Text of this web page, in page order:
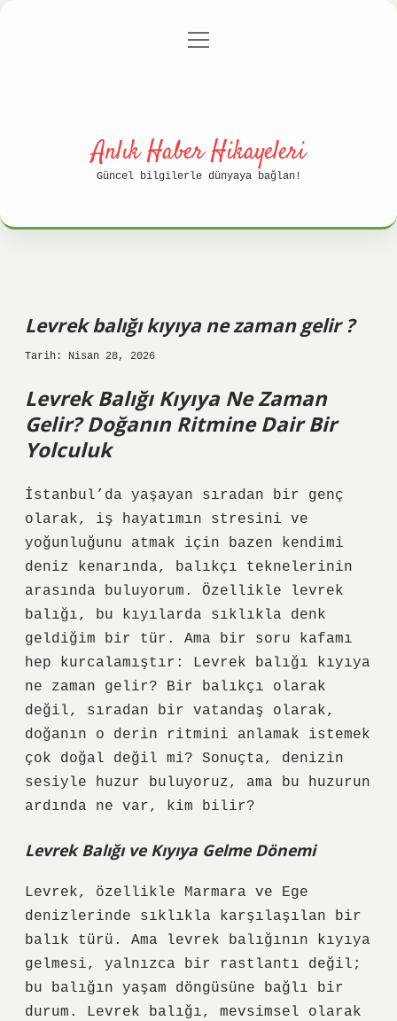
Gizlilik Politikası
menüyü
Anlık Haber Hikayeleri
Güncel bilgilerle dünyaya bağlan!
Levrek balığı kıyıya ne zaman gelir ?
Tarih: Nisan 28, 2026
Levrek Balığı Kıyıya Ne Zaman
Gelir? Doğanın Ritmine Dair Bir
Yolculuk
İstanbul’da yaşayan sıradan bir genç
olarak, iş hayatımın stresini ve
yoğunluğunu atmak için bazen kendimi
deniz kenarında, balıkçı teknelerinin
arasında buluyorum. Özellikle levrek
balığı, bu kıyılarda sıklıkla denk
geldiğim bir tür. Ama bir soru kafamı
hep kurcalamıştır: Levrek balığı kıyıya
ne zaman gelir? Bir balıkçı olarak
değil, sıradan bir vatandaş olarak,
doğanın o derin ritmini anlamak istemek
çok doğal değil mi? Sonuçta, denizin
sesiyle huzur buluyoruz, ama bu huzurun
ardında ne var, kim bilir?
Levrek Balığı ve Kıyıya Gelme Dönemi
Levrek, özellikle Marmara ve Ege
denizlerinde sıklıkla karşılaşılan bir
balık türü. Ama levrek balığının kıyıya
gelmesi, yalnızca bir rastlantı değil;
bu balığın yaşam döngüsüne bağlı bir
durum. Levrek balığı, mevsimsel olarak